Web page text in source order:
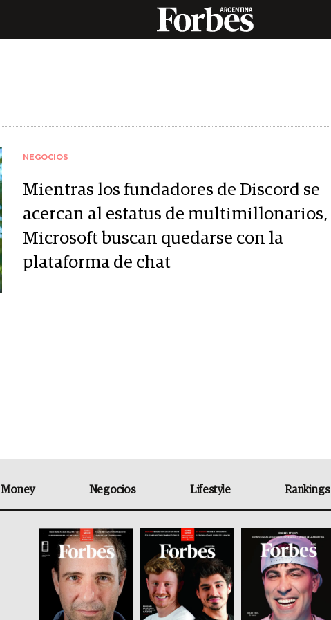
NEGOCIOS
Mientras los fundadores de Discord se
acercan al estatus de multimillonarios,
Microsoft buscan quedarse con la
plataforma de chat
Money Negocios Lifestyle Rankings